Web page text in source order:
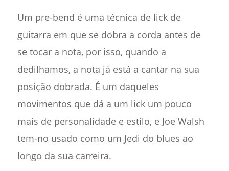
Um pre-bend é uma técnica de lick de
guitarra em que se dobra a corda antes de
se tocar a nota, por isso, quando a
dedilhamos, a nota já está a cantar na sua
posição dobrada. É um daqueles
movimentos que dá a um lick um pouco
mais de personalidade e estilo, e Joe Walsh
tem-no usado como um Jedi do blues ao
longo da sua carreira.